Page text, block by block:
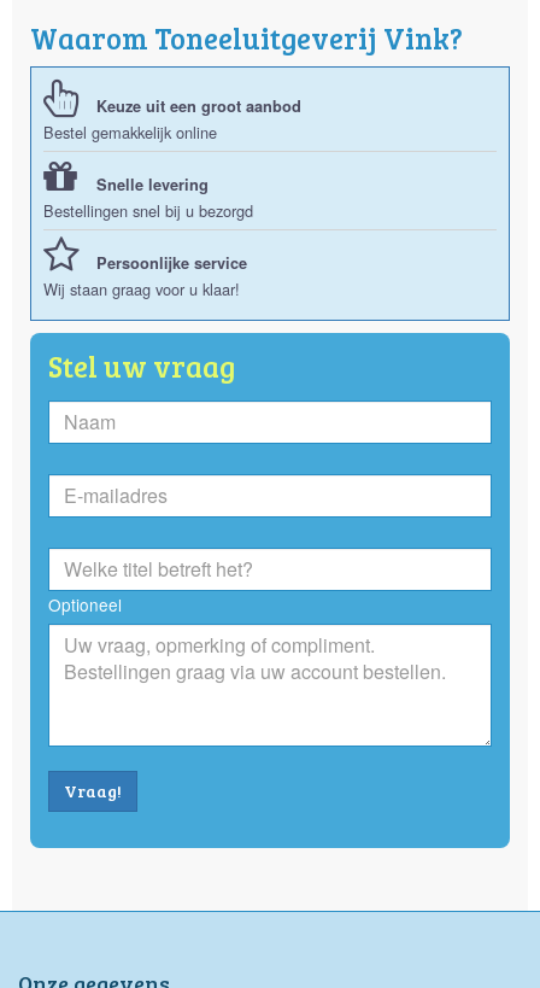
Waarom Toneeluitgeverij Vink?
Keuze uit een groot aanbod
Bestel gemakkelijk online
Snelle levering
Bestellingen snel bij u bezorgd
Persoonlijke service
Wij staan graag voor u klaar!
Stel uw vraag
Optioneel
Vraag!